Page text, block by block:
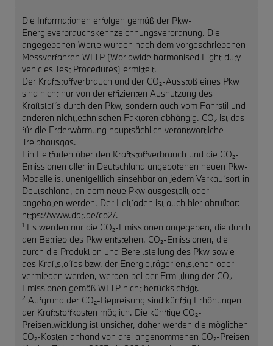
Die Informationen erfolgen gemäß der Pkw-
Energieverbrauchskennzeichnungsverordnung. Die
angegebenen Werte wurden nach dem vorgeschriebenen
Messverfahren WLTP (Worldwide harmonised Light-duty
vehicles Test Procedures) ermittelt.
Der Kraftstoffverbrauch und der CO₂-Ausstoß eines Pkw
sind nicht nur von der effizienten Ausnutzung des
Kraftstoffs durch den Pkw, sondern auch vom Fahrstil und
anderen nichttechnischen Faktoren abhängig. CO₂ ist das
für die Erderwärmung hauptsächlich verantwortliche
Treibhausgas.
Ein Leitfaden über den Kraftstoffverbrauch und die CO₂-
Emissionen aller in Deutschland angebotenen neuen Pkw-
Modelle ist unentgeltlich einsehbar an jedem Verkaufsort in
Deutschland, an dem neue Pkw ausgestellt oder
angeboten werden. Der Leitfaden ist auch hier abrufbar:
https://www.dat.de/co2/.
1 Es werden nur die CO₂-Emissionen angegeben, die durch
den Betrieb des Pkw entstehen. CO₂-Emissionen, die
durch die Produktion und Bereitstellung des Pkw sowie
des Kraftstoffes bzw. der Energieträger entstehen oder
vermieden werden, werden bei der Ermittlung der CO₂-
Emissionen gemäß WLTP nicht berücksichtigt.
2 Aufgrund der CO₂-Bepreisung sind künftig Erhöhungen
der Kraftstoffkosten möglich. Die künftige CO₂-
Preisentwicklung ist unsicher, daher werden die möglichen
CO₂-Kosten anhand von drei angenommenen CO₂-Preisen